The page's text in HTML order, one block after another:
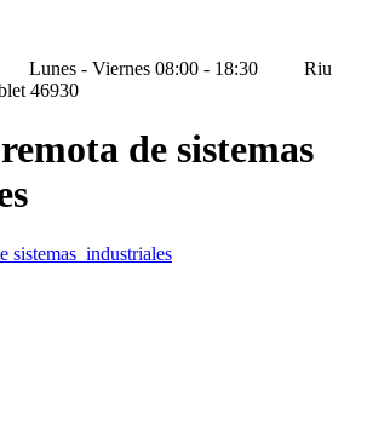
Lunes - Viernes 08:00 - 18:30
Riu
46930
de sistemas